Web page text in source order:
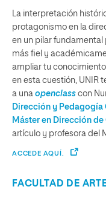
La interpretación
protagonismo en la
en un pilar
más fiel y
ampliar tu
en esta cuestión, UNIR
a una openclass con
Dirección y Pedagogía
Máster en Dirección de
artículo y profesora del
ACCEDE AQUÍ.
FACULTAD DE